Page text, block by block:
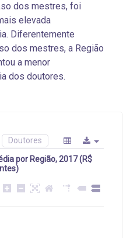
dos mestres, foi
elevada
Diferentemente
dos mestres, a Região
a menor
dos doutores.
Doutores
por Região, 2017 (R$